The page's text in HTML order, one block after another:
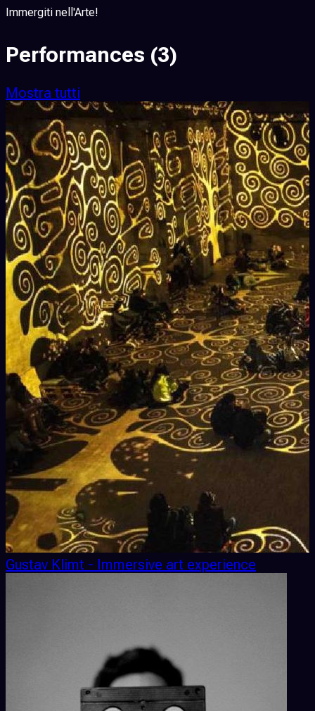
Immergiti nell'Arte!
Performances (3)
Mostra tutti
Gustav Klimt - Immersive art experience